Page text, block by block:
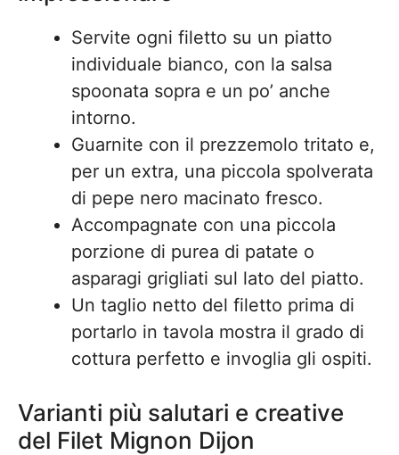
Servite ogni filetto su un piatto
individuale bianco, con la salsa
spoonata sopra e un po’ anche
intorno.
Guarnite con il prezzemolo tritato e,
per un extra, una piccola spolverata
di pepe nero macinato fresco.
Accompagnate con una piccola
porzione di purea di patate o
asparagi grigliati sul lato del piatto.
Un taglio netto del filetto prima di
portarlo in tavola mostra il grado di
cottura perfetto e invoglia gli ospiti.
Varianti più salutari e creative
del Filet Mignon Dijon